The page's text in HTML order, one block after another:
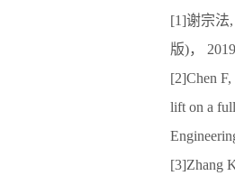
[1]谢宗法
版)，
[2]Chen F,
lift on a
[3]Zhang